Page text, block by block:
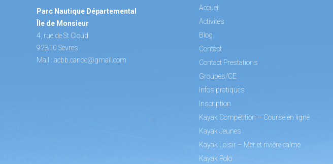
Parc Nautique Départemental
Île de Monsieur
4, rue de St Cloud
92310 Sèvres
Mail : acbb.canoe@gmail.com
Accueil
Activités
Blog
Contact
Contact Prestations
Groupes/CE
Infos pratiques
Inscription
Kayak Compétition – Course en ligne
Kayak Jeunes
Kayak Loisir – Mer et rivière calme
Kayak Polo